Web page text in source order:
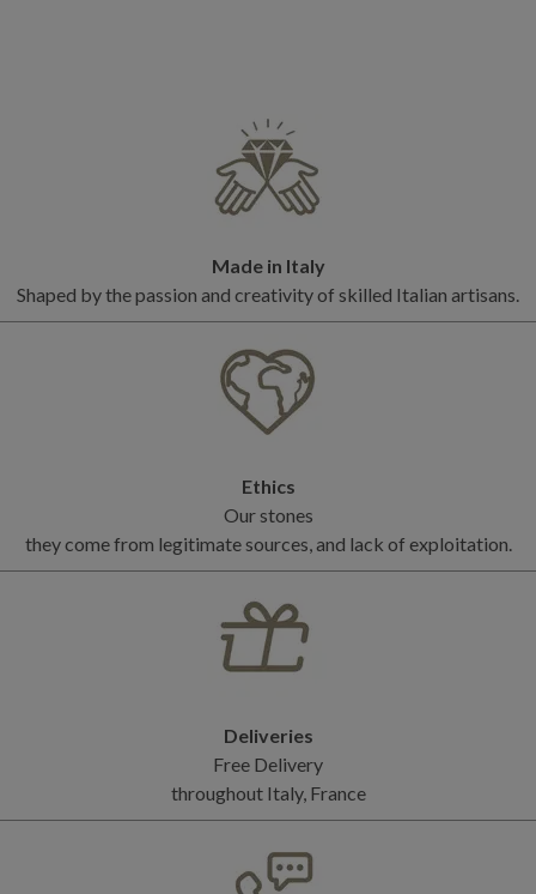
Made in Italy
Shaped by the passion and creativity of skilled Italian artisans.
Ethics
Our stones
they come from legitimate sources, and lack of exploitation.
Deliveries
Free Delivery
throughout Italy, France